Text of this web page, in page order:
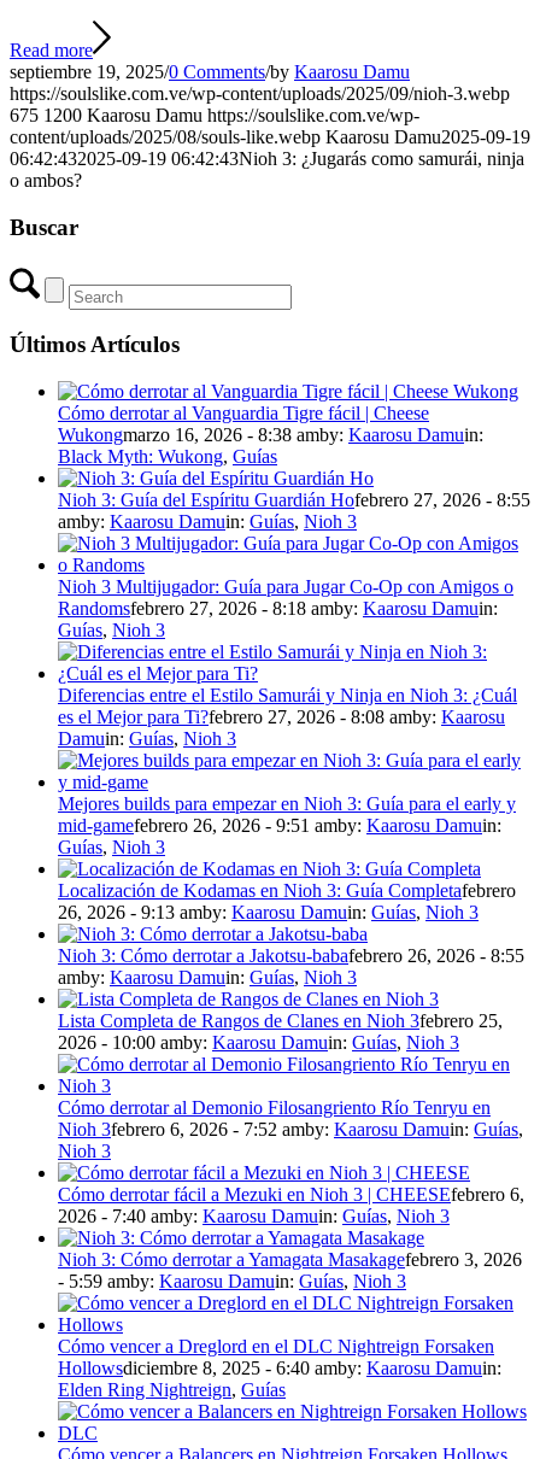
Read more
septiembre 19, 2025/0 Comments/by Kaarosu Damu
https://soulslike.com.ve/wp-content/uploads/2025/09/nioh-3.webp
675 1200 Kaarosu Damu https://soulslike.com.ve/wp-
content/uploads/2025/08/souls-like.webp Kaarosu Damu2025-09-19
06:42:432025-09-19 06:42:43Nioh 3: ¿Jugarás como samurái, ninja
o ambos?
Buscar
Últimos Artículos
Cómo derrotar al Vanguardia Tigre fácil | Cheese
Wukongmarzo 16, 2026 - 8:38 amby: Kaarosu Damuin:
Black Myth: Wukong, Guías
Nioh 3: Guía del Espíritu Guardián Hofebrero 27, 2026 - 8:55
amby: Kaarosu Damuin: Guías, Nioh 3
Nioh 3 Multijugador: Guía para Jugar Co-Op con Amigos o
Randomsfebrero 27, 2026 - 8:18 amby: Kaarosu Damuin:
Guías, Nioh 3
Diferencias entre el Estilo Samurái y Ninja en Nioh 3: ¿Cuál
es el Mejor para Ti?febrero 27, 2026 - 8:08 amby: Kaarosu
Damuin: Guías, Nioh 3
Mejores builds para empezar en Nioh 3: Guía para el early y
mid-gamefebrero 26, 2026 - 9:51 amby: Kaarosu Damuin:
Guías, Nioh 3
Localización de Kodamas en Nioh 3: Guía Completafebrero
26, 2026 - 9:13 amby: Kaarosu Damuin: Guías, Nioh 3
Nioh 3: Cómo derrotar a Jakotsu-babafebrero 26, 2026 - 8:55
amby: Kaarosu Damuin: Guías, Nioh 3
Lista Completa de Rangos de Clanes en Nioh 3febrero 25,
2026 - 10:00 amby: Kaarosu Damuin: Guías, Nioh 3
Cómo derrotar al Demonio Filosangriento Río Tenryu en
Nioh 3febrero 6, 2026 - 7:52 amby: Kaarosu Damuin: Guías,
Nioh 3
Cómo derrotar fácil a Mezuki en Nioh 3 | CHEESEfebrero 6,
2026 - 7:40 amby: Kaarosu Damuin: Guías, Nioh 3
Nioh 3: Cómo derrotar a Yamagata Masakagefebrero 3, 2026
- 5:59 amby: Kaarosu Damuin: Guías, Nioh 3
Cómo vencer a Dreglord en el DLC Nightreign Forsaken
Hollowsdiciembre 8, 2025 - 6:40 amby: Kaarosu Damuin:
Elden Ring Nightreign, Guías
Cómo vencer a Balancers en Nightreign Forsaken Hollows